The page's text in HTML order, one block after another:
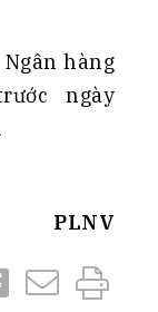
hàng
ngày
PLNV